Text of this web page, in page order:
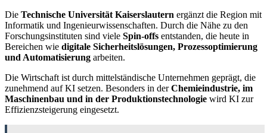
Die Technische Universität Kaiserslautern ergänzt die Region mit
Informatik und Ingenieurwissenschaften. Durch die Nähe zu den
Forschungsinstituten sind viele Spin-offs entstanden, die heute in
Bereichen wie digitale Sicherheitslösungen, Prozessoptimierung
und Automatisierung arbeiten.
Die Wirtschaft ist durch mittelständische Unternehmen geprägt, die
zunehmend auf KI setzen. Besonders in derChemieindustrie, im
Maschinenbau und in der Produktionstechnologie wird KI zur
Effizienzsteigerung eingesetzt.